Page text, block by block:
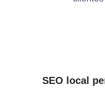
SEO local